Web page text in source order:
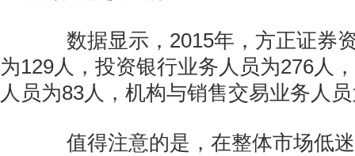
数据显示，2015年，方正证券
为129人，投资银行业务人员为276人
人员为83人，机构与销售交易业务人
值得注意的是，在整体市场低迷